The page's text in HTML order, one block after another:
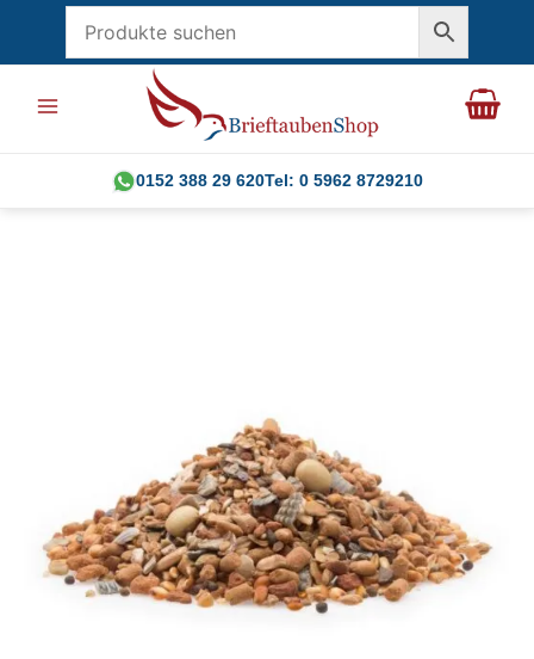
0152 388 29 620Tel: 0 5962 8729210